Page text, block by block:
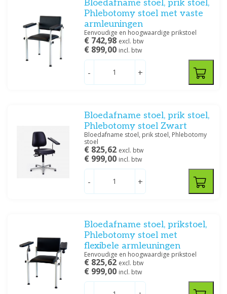
Bloedafname stoel, prik stoel,
Phlebotomy stoel met vaste
armleuningen
Eenvoudige en hoogwaardige prikstoel
€ 742,98 excl. btw
€ 899,00 incl. btw
- +
Bloedafname stoel, prik stoel,
Phlebotomy stoel Zwart
Bloedafname stoel, prik stoel, Phlebotomy
stoel
€ 825,62 excl. btw
€ 999,00 incl. btw
- +
Bloedafname stoel, prikstoel,
Phlebotomy stoel met
flexibele armleuningen
Eenvoudige en hoogwaardige prikstoel
€ 825,62 excl. btw
€ 999,00 incl. btw